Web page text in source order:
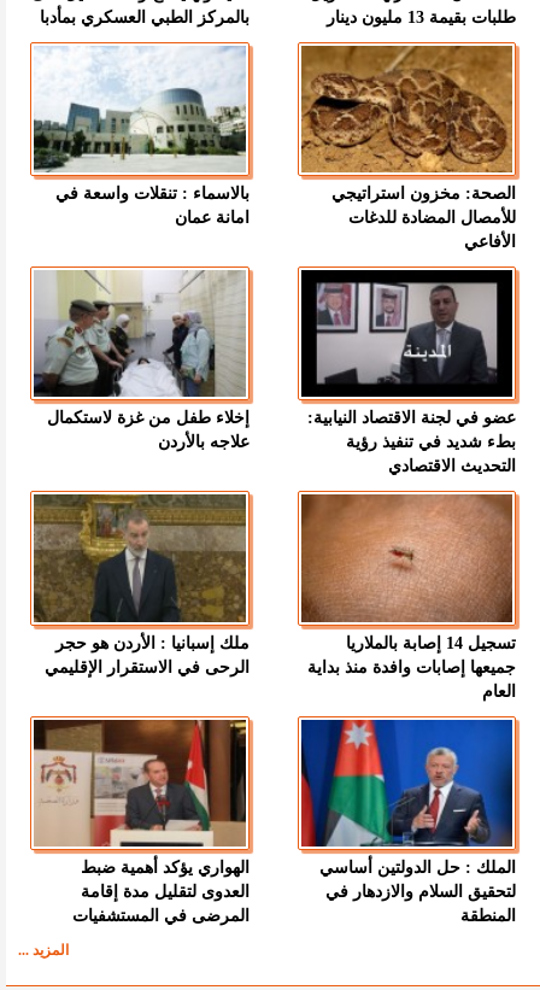
طلبات بقيمة 13 مليون دينار
بالمركز الطبي العسكري بمأدبا
الصحة: مخزون استراتيجي
للأمصال المضادة للدغات
الأفاعي
بالاسماء : تنقلات واسعة في
امانة عمان
عضو في لجنة الاقتصاد النيابية:
بطء شديد في تنفيذ رؤية
التحديث الاقتصادي
إخلاء طفل من غزة لاستكمال
علاجه بالأردن
تسجيل 14 إصابة بالملاريا
جميعها إصابات وافدة منذ بداية
العام
ملك إسبانيا : الأردن هو حجر
الرحى في الاستقرار الإقليمي
الملك : حل الدولتين أساسي
لتحقيق السلام والازدهار في
المنطقة
الهواري يؤكد أهمية ضبط
العدوى لتقليل مدة إقامة
المرضى في المستشفيات
المزيد ...